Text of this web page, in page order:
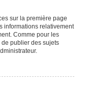
sur la première page
informations relativement
Comme pour les
publier des sujets